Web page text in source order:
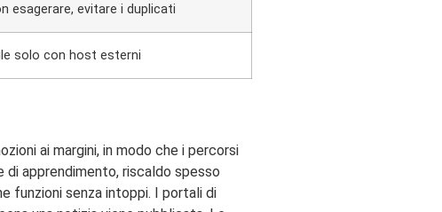
esagerare, evitare i duplicati
solo con host esterni
ai margini, in modo che i percorsi
apprendimento, riscaldo spesso
funzioni senza intoppi. I portali di